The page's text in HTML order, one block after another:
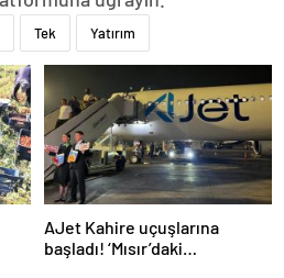
Tek Yatırım
AJet Kahire uçuşlarına
başladı! ‘Mısır’daki